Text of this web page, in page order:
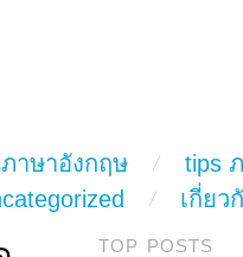
าษาอังกฤษ
tips
เกี่ยว
TOP POSTS